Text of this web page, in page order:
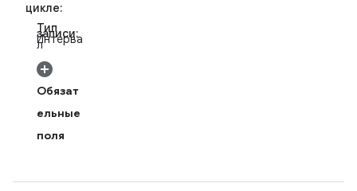
цикле:
Тип
записи:
Интерва
л
Обязат
ельные
поля